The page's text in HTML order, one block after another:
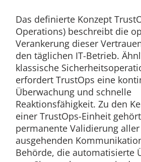
Das definierte Konzept
Operations) beschreibt die
Verankerung dieser
den täglichen IT-Betrieb.
klassische
erfordert TrustOps eine
Überwachung und schnelle
Reaktionsfähigkeit. Zu den
einer TrustOps-Einheit
permanente Validierung
ausgehenden
Behörde, die automatisierte